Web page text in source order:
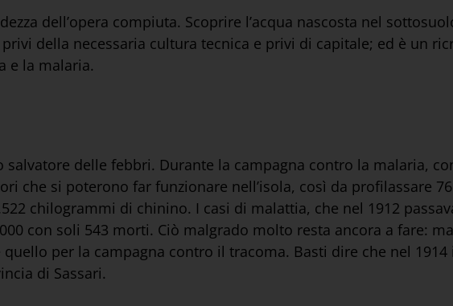
dell’opera compiuta. Scoprire l’acqua nascosta nel
della necessaria cultura tecnica e privi di capitale; ed è un
e la malaria.
salvatore delle febbri. Durante la campagna contro la malaria,
che si poterono far funzionare nell’isola, così da profilassare
chilogrammi di chinino. I casi di malattia, che nel 1912
con soli 543 morti. Ciò malgrado molto resta ancora a fare:
per la campagna contro il tracoma. Basti dire che nel 1914
di Sassari.